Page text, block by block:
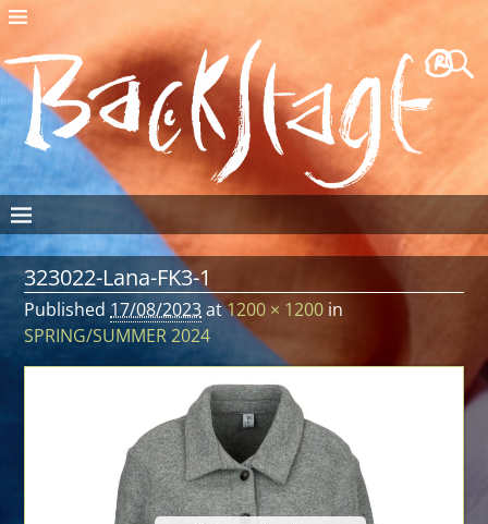
323022-Lana-FK3-1
Published 17/08/2023at1200 × 1200 in
SPRING/SUMMER 2024